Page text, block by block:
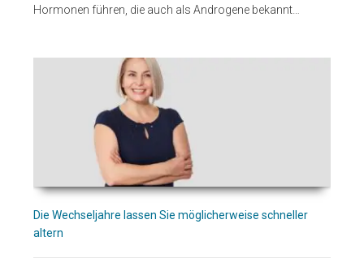
Hormonen führen, die auch als Androgene bekannt…
Die Wechseljahre lassen Sie möglicherweise schneller
altern